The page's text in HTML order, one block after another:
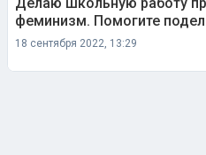
феминизм. Помогите
18 сентября 2022, 13:29